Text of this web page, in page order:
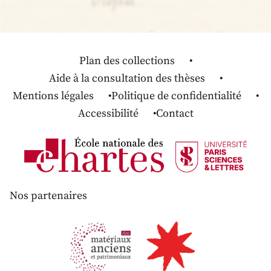
Plan des collections
Aide à la consultation des thèses
Mentions légales
Politique de confidentialité
Accessibilité
Contact
Nos partenaires